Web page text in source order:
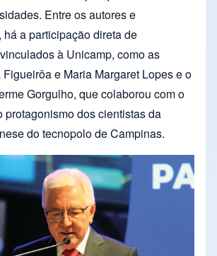
Entre os autores e
a participação direta de
à Unicamp, como as
e Maria Margaret Lopes e o
Gorgulho, que colaborou com o
protagonismo dos cientistas da
do tecnopolo de Campinas.